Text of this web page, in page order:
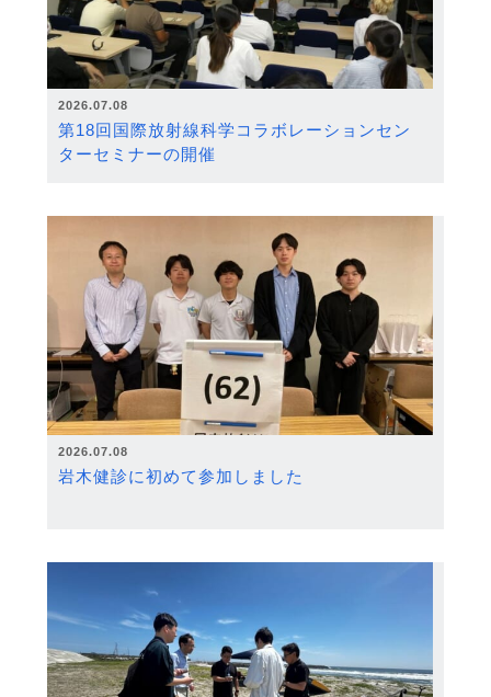
2026.07.08
第18回国際放射線科学コラボレーションセン
ターセミナーの開催
2026.07.08
岩木健診に初めて参加しました